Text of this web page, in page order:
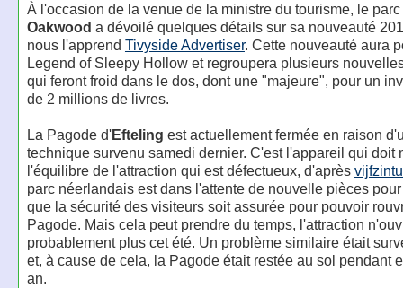
À l'occasion de la venue de la ministre du tourisme, le
Oakwood a dévoilé quelques détails sur sa nouveauté
nous l'apprend Tivyside Advertiser. Cette nouveauté aura
Legend of Sleepy Hollow et regroupera plusieurs
qui feront froid dans le dos, dont une "majeure", pour un
de 2 millions de livres.
La Pagode d'Efteling est actuellement fermée en raison
technique survenu samedi dernier. C'est l'appareil qui doit
l'équilibre de l'attraction qui est défectueux, d'après
parc néerlandais est dans l'attente de nouvelle pièces
que la sécurité des visiteurs soit assurée pour pouvoir
Pagode. Mais cela peut prendre du temps, l'attraction
probablement plus cet été. Un problème similaire était
et, à cause de cela, la Pagode était restée au sol pendant
an.